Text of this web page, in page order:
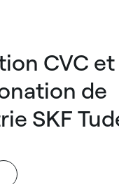
CVC et
de
SKF